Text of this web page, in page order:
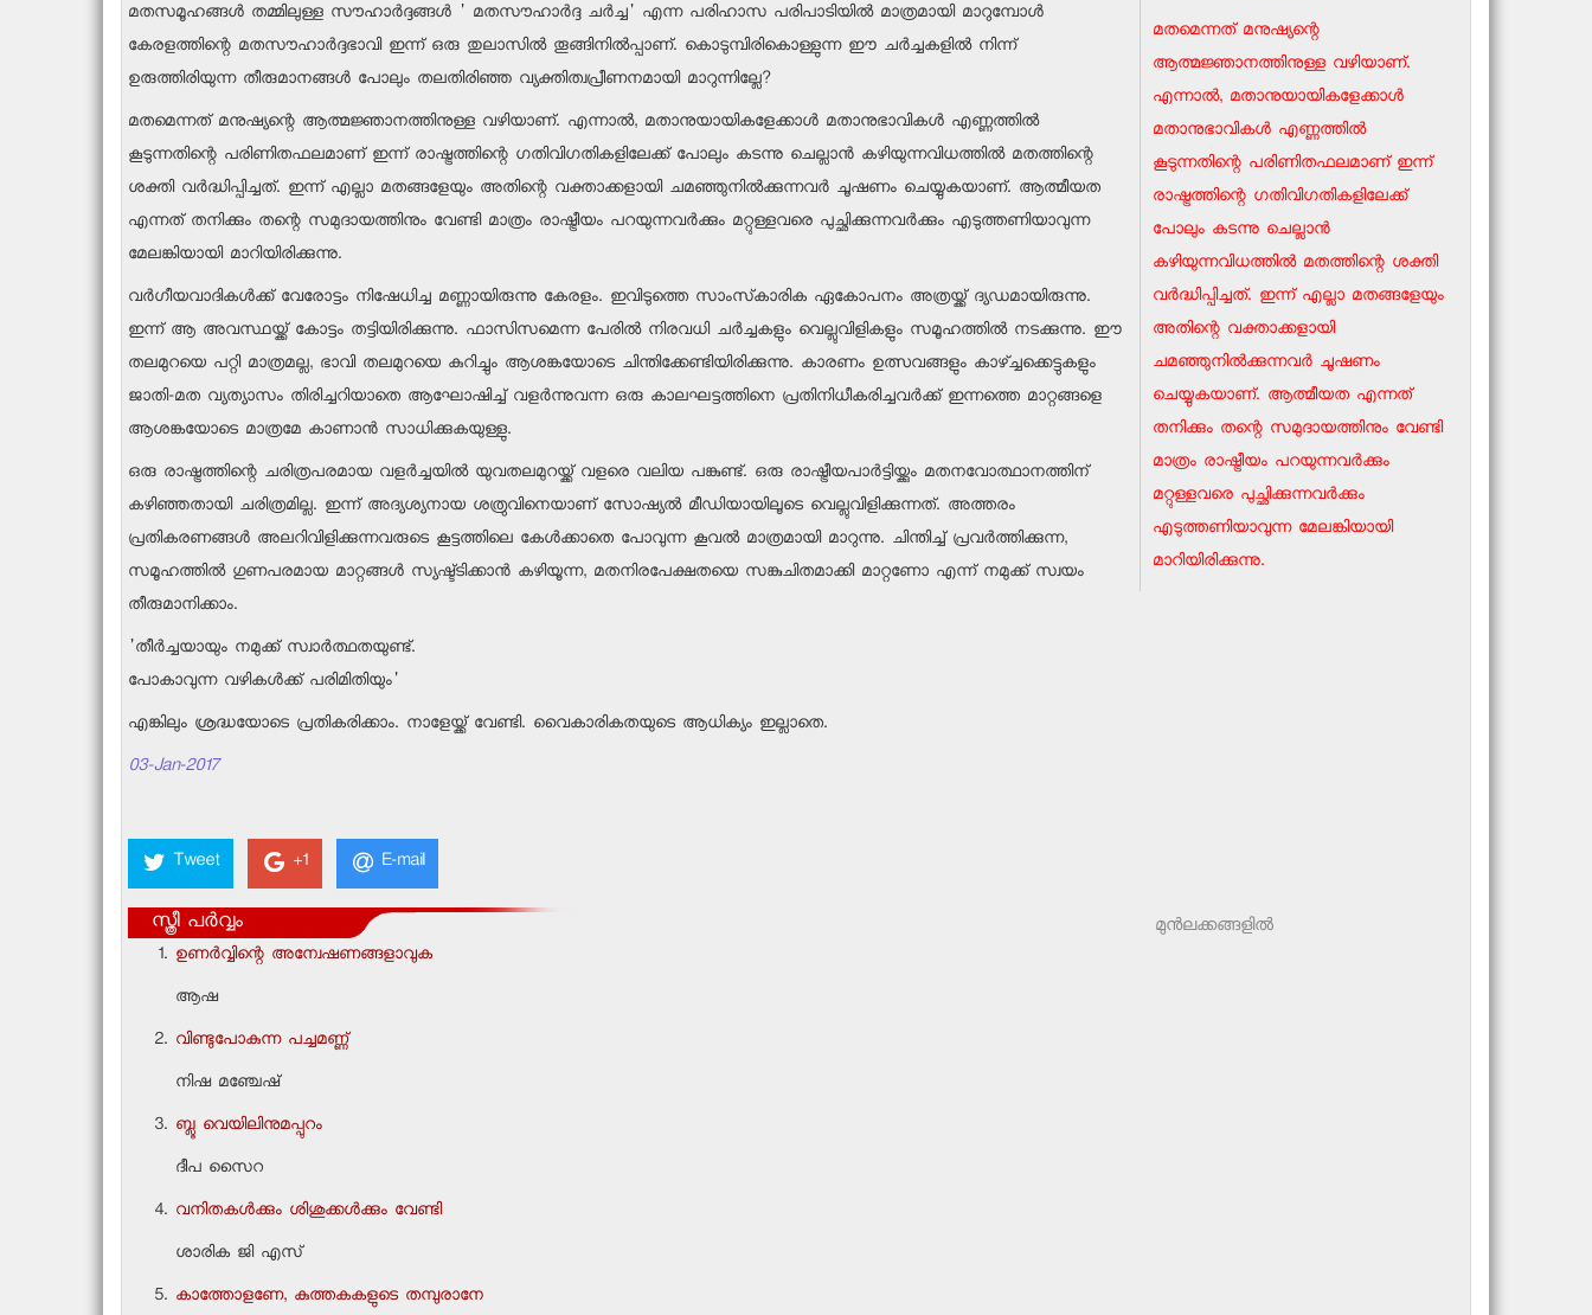
മതമെന്നത് മനുഷ്യന്റെ
ആത്മജ്ഞാനത്തിനുള്ള വഴിയാണ്.
എന്നാല്‍, മതാനുയായികളേക്കാള്‍
മതാനുഭാവികള്‍ എണ്ണത്തില്‍
കൂടുന്നതിന്റെ പരിണിതഫലമാണ് ഇന്ന്
രാഷ്ട്രത്തിന്റെ ഗതിവിഗതികളിലേക്ക്
പോലും കടന്നു ചെല്ലാന്‍
കഴിയുന്നവിധത്തില്‍ മതത്തിന്റെ ശക്തി
വര്‍ദ്ധിപ്പിച്ചത്. ഇന്ന് എല്ലാ മതങ്ങളേയും
അതിന്റെ വക്താക്കളായി
ചമഞ്ഞുനില്‍ക്കുന്നവര്‍ ചൂഷണം
ചെയ്യുകയാണ്. ആത്മീയത എന്നത്
തനിക്കും തന്റെ സമുദായത്തിനും വേണ്ടി
മാത്രം രാഷ്ട്രീയം പറയുന്നവര്‍ക്കും
മറ്റുള്ളവരെ പുച്ഛിക്കുന്നവര്‍ക്കും
എടുത്തണിയാവുന്ന മേലങ്കിയായി
മാറിയിരിക്കുന്നു.
മതസമൂഹങ്ങള്‍ തമ്മിലുള്ള സൗഹാര്‍ദ്ദങ്ങള്‍ ' മതസൗഹാര്‍ദ്ദ ചര്‍ച്ച' എന്ന പരിഹാസ പരിപാടിയില്‍ മാത്രമായി മാറുമ്പോള്‍
കേരളത്തിന്റെ മതസൗഹാര്‍ദ്ദഭാവി ഇന്ന് ഒരു തുലാസില്‍ തൂങ്ങിനില്‍പ്പാണ്. കൊടുമ്പിരികൊള്ളുന്ന ഈ ചര്‍ച്ചകളില്‍ നിന്ന്
ഉരുത്തിരിയുന്ന തീരുമാനങ്ങള്‍ പോലും തലതിരിഞ്ഞ വ്യക്തിത്വപ്രീണനമായി മാറുന്നില്ലേ?
മതമെന്നത് മനുഷ്യന്റെ ആത്മജ്ഞാനത്തിനുള്ള വഴിയാണ്. എന്നാല്‍, മതാനുയായികളേക്കാള്‍ മതാനുഭാവികള്‍ എണ്ണത്തില്‍
കൂടുന്നതിന്റെ പരിണിതഫലമാണ് ഇന്ന് രാഷ്ട്രത്തിന്റെ ഗതിവിഗതികളിലേക്ക് പോലും കടന്നു ചെല്ലാന്‍ കഴിയുന്നവിധത്തില്‍ മതത്തിന്റെ
ശക്തി വര്‍ദ്ധിപ്പിച്ചത്. ഇന്ന് എല്ലാ മതങ്ങളേയും അതിന്റെ വക്താക്കളായി ചമഞ്ഞുനില്‍ക്കുന്നവര്‍ ചൂഷണം ചെയ്യുകയാണ്. ആത്മീയത
എന്നത് തനിക്കും തന്റെ സമുദായത്തിനും വേണ്ടി മാത്രം രാഷ്ട്രീയം പറയുന്നവര്‍ക്കും മറ്റുള്ളവരെ പുച്ഛിക്കുന്നവര്‍ക്കും എടുത്തണിയാവുന്ന
മേലങ്കിയായി മാറിയിരിക്കുന്നു.
വര്‍ഗീയവാദികള്‍ക്ക് വേരോട്ടം നിഷേധിച്ച മണ്ണായിരുന്നു കേരളം. ഇവിടുത്തെ സാംസ്‌കാരിക ഏകോപനം അത്രയ്ക്ക് ദ്യഡമായിരുന്നു.
ഇന്ന് ആ അവസ്ഥയ്ക്ക് കോട്ടം തട്ടിയിരിക്കുന്നു. ഫാസിസമെന്ന പേരില്‍ നിരവധി ചര്‍ച്ചകളും വെല്ലുവിളികളും സമൂഹത്തില്‍ നടക്കുന്നു. ഈ
തലമുറയെ പറ്റി മാത്രമല്ല, ഭാവി തലമുറയെ കുറിച്ചും ആശങ്കയോടെ ചിന്തിക്കേണ്ടിയിരിക്കുന്നു. കാരണം ഉത്സവങ്ങളും കാഴ്ച്ചക്കെട്ടുകളും
ജാതി-മത വ്യത്യാസം തിരിച്ചറിയാതെ ആഘോഷിച്ച് വളര്‍ന്നുവന്ന ഒരു കാലഘട്ടത്തിനെ പ്രതിനിധീകരിച്ചവര്‍ക്ക് ഇന്നത്തെ മാറ്റങ്ങളെ
ആശങ്കയോടെ മാത്രമേ കാണാന്‍ സാധിക്കുകയുള്ളു.
ഒരു രാഷ്ട്രത്തിന്റെ ചരിത്രപരമായ വളര്‍ച്ചയില്‍ യുവതലമുറയ്ക്ക് വളരെ വലിയ പങ്കുണ്ട്. ഒരു രാഷ്ട്രീയപാര്‍ട്ടിയ്ക്കും മതനവോത്ഥാനത്തിന്
കഴിഞ്ഞതായി ചരിത്രമില്ല. ഇന്ന് അദ്യശ്യനായ ശത്രുവിനെയാണ് സോഷ്യല്‍ മീഡിയായിലൂടെ വെല്ലുവിളിക്കുന്നത്. അത്തരം
പ്രതികരണങ്ങള്‍ അലറിവിളിക്കുന്നവരുടെ കൂട്ടത്തിലെ കേള്‍ക്കാതെ പോവുന്ന കൂവല്‍ മാത്രമായി മാറുന്നു. ചിന്തിച്ച് പ്രവര്‍ത്തിക്കുന്ന,
സമൂഹത്തില്‍ ഗുണപരമായ മാറ്റങ്ങള്‍ സ്യഷ്ട്ടിക്കാന്‍ കഴിയൂന്ന, മതനിരപേക്ഷതയെ സങ്കുചിതമാക്കി മാറ്റണോ എന്ന് നമുക്ക് സ്വയം
തീരുമാനിക്കാം.
'തീര്‍ച്ചയായും നമുക്ക് സ്വാര്‍ത്ഥതയുണ്ട്.
പോകാവുന്ന വഴികള്‍ക്ക് പരിമിതിയും'
എങ്കിലും ശ്രദ്ധയോടെ പ്രതികരിക്കാം. നാളേയ്ക്ക് വേണ്ടി. വൈകാരികതയുടെ ആധിക്യം ഇല്ലാതെ.
03-Jan-2017
Tweet +1 E-mail
സ്ത്രീ പർവ്വം മുന്‍ലക്കങ്ങളില്‍
ഉണര്‍വ്വിന്റെ അന്വേഷണങ്ങളാവുക
ആഷ
വിണ്ടുപോകുന്ന പച്ചമണ്ണ്
നിഷ മഞ്ചേഷ്
ബ്ലൂ വെയിലിനുമപ്പുറം
ദീപ സൈറ
വനിതകള്‍ക്കും ശിശുക്കള്‍ക്കും വേണ്ടി
ശാരിക ജി എസ്
കാത്തോളണേ, കുത്തകകളുടെ തമ്പുരാനേ